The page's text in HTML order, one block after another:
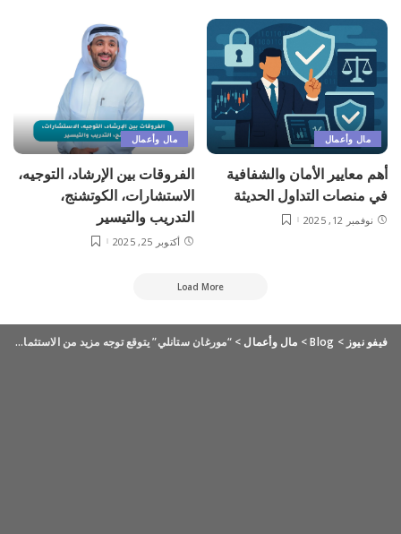
مال وأعمال
أهم معايير الأمان والشفافية
في منصات التداول الحديثة
نوفمبر 12, 2025
مال وأعمال
الفروقات بين الإرشاد، التوجيه،
الاستشارات، الكوتشنج،
التدريب والتيسير
أكتوبر 25, 2025
Load More
فيفو نيوز >
Blog
> مال وأعمال >“مورغان ستانلي” يتوقع توجه مزيد من الاستثمارات الخليجية لهذه العقارات